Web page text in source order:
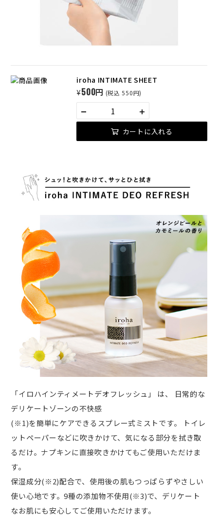
iroha INTIMATE SHEET
¥500円 (税込 550円)
カートに入れる
「イロハインティメートデオフレッシュ」 は、 日常的な
デリケートゾーンの不快感
(※1)を簡単にケアできるスプレー式ミストです。 トイレ
ットペーパーなどに吹きかけて、気になる部分を拭き取
るだけ。ナプキンに直接吹きかけてもご使用いただけま
す。
保湿成分(※2)配合で、使用後の肌もつっぱらずやさしい
使い心地です。9種の添加物不使用(※3)で、デリケート
なお肌にも安心してご使用いただけます。